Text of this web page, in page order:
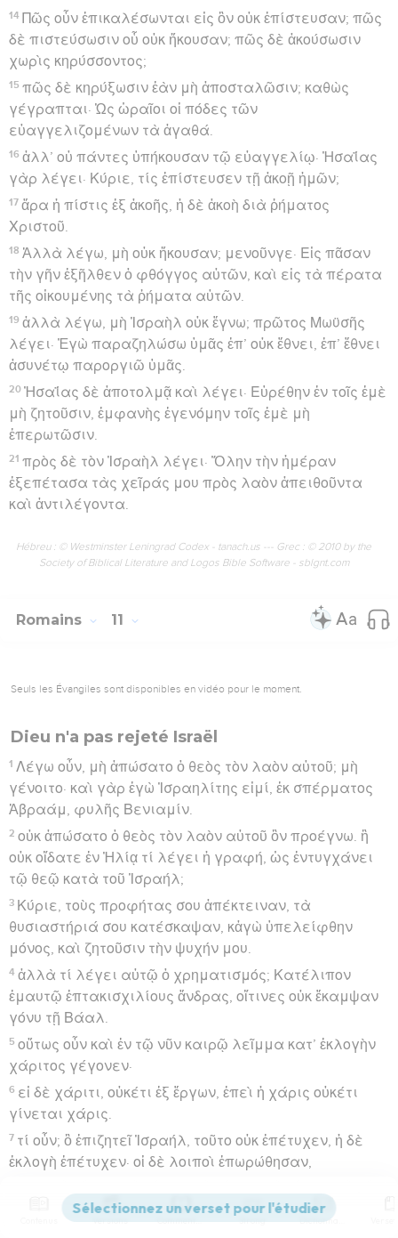
14 Πῶς οὖν ἐπικαλέσωνται εἰς ὃν οὐκ ἐπίστευσαν; πῶς
δὲ πιστεύσωσιν οὗ οὐκ ἤκουσαν; πῶς δὲ ἀκούσωσιν
χωρὶς κηρύσσοντος;
15 πῶς δὲ κηρύξωσιν ἐὰν μὴ ἀποσταλῶσιν; καθὼς
γέγραπται· Ὡς ὡραῖοι οἱ πόδες τῶν
εὐαγγελιζομένων τὰ ἀγαθά.
16 ἀλλ’ οὐ πάντες ὑπήκουσαν τῷ εὐαγγελίῳ· Ἠσαΐας
γὰρ λέγει· Κύριε, τίς ἐπίστευσεν τῇ ἀκοῇ ἡμῶν;
17 ἄρα ἡ πίστις ἐξ ἀκοῆς, ἡ δὲ ἀκοὴ διὰ ῥήματος
Χριστοῦ.
18 Ἀλλὰ λέγω, μὴ οὐκ ἤκουσαν; μενοῦνγε· Εἰς πᾶσαν
τὴν γῆν ἐξῆλθεν ὁ φθόγγος αὐτῶν, καὶ εἰς τὰ πέρατα
τῆς οἰκουμένης τὰ ῥήματα αὐτῶν.
19 ἀλλὰ λέγω, μὴ Ἰσραὴλ οὐκ ἔγνω; πρῶτος Μωϋσῆς
λέγει· Ἐγὼ παραζηλώσω ὑμᾶς ἐπ’ οὐκ ἔθνει, ἐπ’ ἔθνει
ἀσυνέτῳ παροργιῶ ὑμᾶς.
20 Ἠσαΐας δὲ ἀποτολμᾷ καὶ λέγει· Εὑρέθην ἐν τοῖς ἐμὲ
μὴ ζητοῦσιν, ἐμφανὴς ἐγενόμην τοῖς ἐμὲ μὴ
ἐπερωτῶσιν.
21 πρὸς δὲ τὸν Ἰσραὴλ λέγει· Ὅλην τὴν ἡμέραν
ἐξεπέτασα τὰς χεῖράς μου πρὸς λαὸν ἀπειθοῦντα
καὶ ἀντιλέγοντα.
Hébreu : © Westminster Leningrad Codex - tanach.us --- Grec : © 2010 by the
Society of Biblical Literature and Logos Bible Software - sblgnt.com
Romains 11
Seuls les Évangiles sont disponibles en vidéo pour le moment.
Dieu n'a pas rejeté Israël
1 Λέγω οὖν, μὴ ἀπώσατο ὁ θεὸς τὸν λαὸν αὐτοῦ; μὴ
γένοιτο· καὶ γὰρ ἐγὼ Ἰσραηλίτης εἰμί, ἐκ σπέρματος
Ἀβραάμ, φυλῆς Βενιαμίν.
2 οὐκ ἀπώσατο ὁ θεὸς τὸν λαὸν αὐτοῦ ὃν προέγνω. ἢ
οὐκ οἴδατε ἐν Ἠλίᾳ τί λέγει ἡ γραφή, ὡς ἐντυγχάνει
τῷ θεῷ κατὰ τοῦ Ἰσραήλ;
3 Κύριε, τοὺς προφήτας σου ἀπέκτειναν, τὰ
θυσιαστήριά σου κατέσκαψαν, κἀγὼ ὑπελείφθην
μόνος, καὶ ζητοῦσιν τὴν ψυχήν μου.
4 ἀλλὰ τί λέγει αὐτῷ ὁ χρηματισμός; Κατέλιπον
ἐμαυτῷ ἑπτακισχιλίους ἄνδρας, οἵτινες οὐκ ἔκαμψαν
γόνυ τῇ Βάαλ.
5 οὕτως οὖν καὶ ἐν τῷ νῦν καιρῷ λεῖμμα κατ’ ἐκλογὴν
χάριτος γέγονεν·
6 εἰ δὲ χάριτι, οὐκέτι ἐξ ἔργων, ἐπεὶ ἡ χάρις οὐκέτι
γίνεται χάρις.
7 τί οὖν; ὃ ἐπιζητεῖ Ἰσραήλ, τοῦτο οὐκ ἐπέτυχεν, ἡ δὲ
ἐκλογὴ ἐπέτυχεν· οἱ δὲ λοιποὶ ἐπωρώθησαν,
κατανύξεως, ὀφθαλμοὺς τοῦ μὴ βλέπειν καὶ ὦτα τοῦ
Versions Commentaires Strong